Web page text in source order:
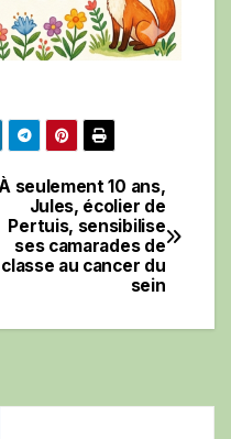
seulement 10 ans,
Jules, écolier de
Pertuis, sensibilise
ses camarades de
classe au cancer du
sein